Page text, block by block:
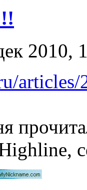
2010,
articles/